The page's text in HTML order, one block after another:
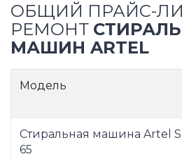
ОБЩИЙ ПРАЙС-
РЕМОНТ
МАШИН ARTEL
Модель
Стиральная машина Artel
65